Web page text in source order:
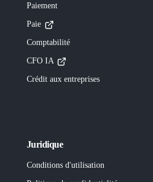
Paiement
Paie
Comptabilité
CFO IA
Crédit aux entreprises
Juridique
Conditions d'utilisation